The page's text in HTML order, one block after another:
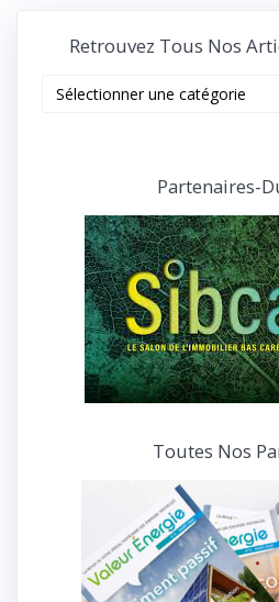
Retrouvez Tous Nos
Partenaires-
Toutes Nos